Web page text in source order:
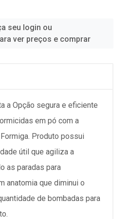
seu login ou
ver preços e comprar
a Opção segura e eficiente
em pó com a
Produto possui
útil que agiliza a
as paradas para
anatomia que diminui o
de bombadas para